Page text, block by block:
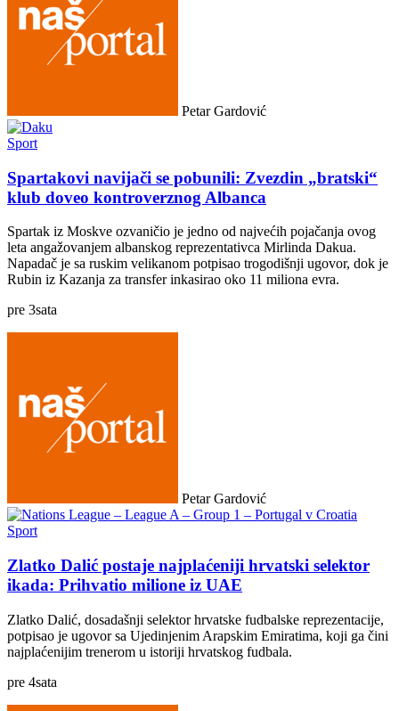
Petar Gardović
Sport
Spartakovi navijači se pobunili: Zvezdin „bratski“
klub doveo kontroverznog Albanca
Spartak iz Moskve ozvaničio je jedno od najvećih pojačanja ovog
leta angažovanjem albanskog reprezentativca Mirlinda Dakua.
Napadač je sa ruskim velikanom potpisao trogodišnji ugovor, dok je
Rubin iz Kazanja za transfer inkasirao oko 11 miliona evra.
pre 3sata
Petar Gardović
Sport
Zlatko Dalić postaje najplaćeniji hrvatski selektor
ikada: Prihvatio milione iz UAE
Zlatko Dalić, dosadašnji selektor hrvatske fudbalske reprezentacije,
potpisao je ugovor sa Ujedinjenim Arapskim Emiratima, koji ga čini
najplaćenijim trenerom u istoriji hrvatskog fudbala.
pre 4sata